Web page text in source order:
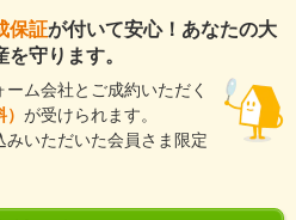
保証が付いて安心！あなたの大
を守ります。
ム会社とご成約いただく
が受けられます。
いただいた会員さま限定